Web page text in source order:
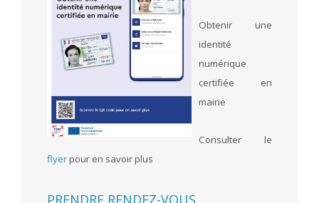
Obtenir une
identité
numérique
certifiée en
mairie
Consulter le
flyerpour en savoir plus
PRENDRE RENDEZ-VOUS